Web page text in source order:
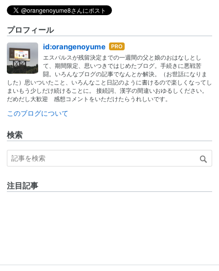
プロフィール
id:orangenoyume はて
なブ
ログ
Pro
エスパルスが残留決定までの一週間の父と娘のおはなしとし
て、期間限定、思いつきではじめたブログ。手続きに悪戦苦
闘。いろんなブログの記事でなんとか解決。（お世話になりま
した）思いついたこと、いろんなこと日記のように書けるので楽しくなってし
まいもう少しだけ続けることに。 接続詞、漢字の間違いおゆるしください。
だめだし大歓迎 感想コメントをいただけたらうれしいです。
このブログについて
検索
注目記事